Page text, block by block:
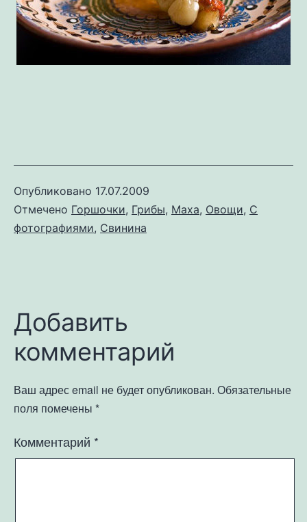
Опубликовано 17.07.2009
Отмечено Горшочки, Грибы, Маха, Овощи, С
фотографиями, Свинина
Добавить
комментарий
Ваш адрес email не будет опубликован. Обязательные
поля помечены *
Комментарий *